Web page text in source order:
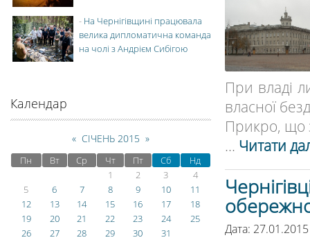
При владі
власної
Прикро, що
... Читати
Дата:
- На Чернігівщині працювала
велика дипломатична команда
на чолі з Андрієм Сибігою
Календар
« СІЧЕНЬ 2015 »
Пн Вт Ср Чт Пт Сб
Нд
1
2 3
4
5
6 7 8 9 10
11
12
13 14 15 16 17
18
19
20 21 22 23 24
25
26
27 28 29 30 31